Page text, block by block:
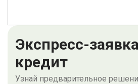
Экспресс-
кредит
Узнай предварительное